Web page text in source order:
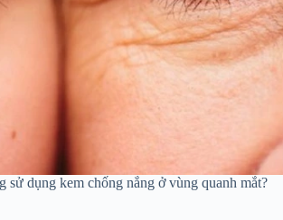
sử dụng kem chống nắng ở vùng quanh mắt?